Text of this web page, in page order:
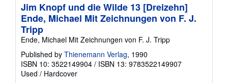
Jim Knopf und die Wilde 13 [Dreizehn]
Ende, Michael Mit Zeichnungen von F. J.
Tripp
Ende, Michael Mit Zeichnungen von F. J. Tripp
Published by Thienemann Verlag, 1990
ISBN 10: 3522149904 / ISBN 13: 9783522149907
Used / Hardcover